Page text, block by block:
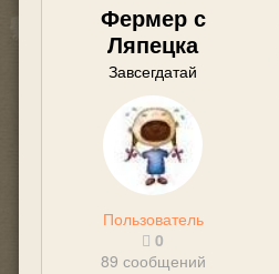
Фермер с
Ляпецка
Завсегдатай
Пользователь
0
89 сообщений